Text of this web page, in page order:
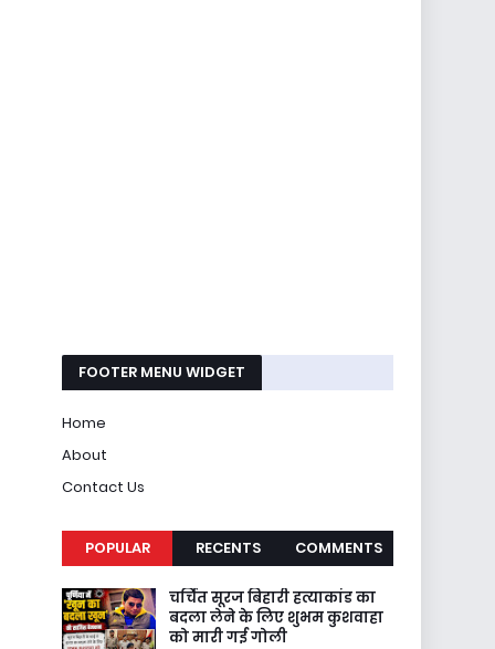
FOOTER MENU WIDGET
Home
About
Contact Us
POPULAR RECENTS COMMENTS
चर्चित सूरज बिहारी हत्याकांड का
बदला लेने के लिए शुभम कुशवाहा
को मारी गई गोली